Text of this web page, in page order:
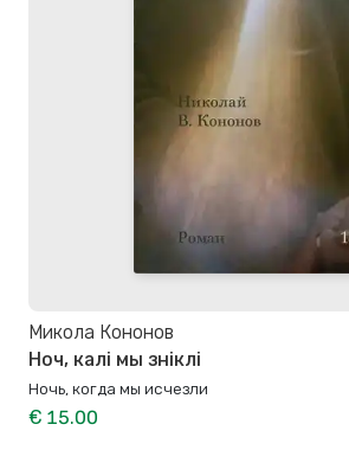
Микола Кононов
Ноч, калі мы зніклі
Ночь, когда мы исчезли
€ 15.00